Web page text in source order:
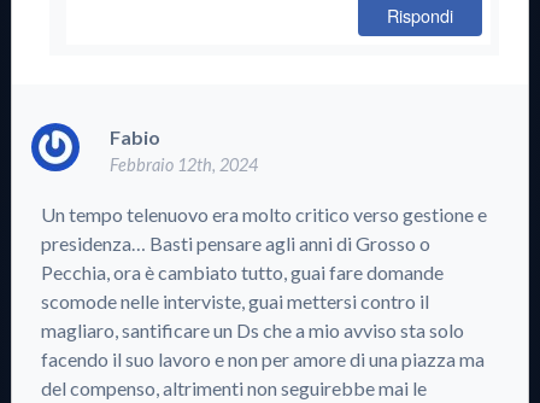
Rispondi
Fabio
Febbraio 12th, 2024
Un tempo telenuovo era molto critico verso gestione e
presidenza… Basti pensare agli anni di Grosso o
Pecchia, ora è cambiato tutto, guai fare domande
scomode nelle interviste, guai mettersi contro il
magliaro, santificare un Ds che a mio avviso sta solo
facendo il suo lavoro e non per amore di una piazza ma
del compenso, altrimenti non seguirebbe mai le